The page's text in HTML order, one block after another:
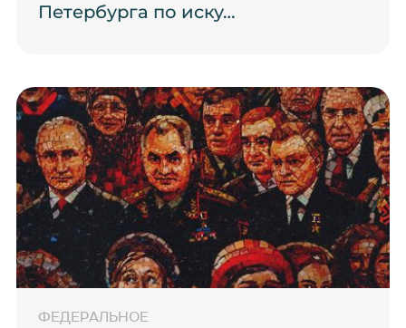
Петербурга по иску…
ФЕДЕРАЛЬНОЕ